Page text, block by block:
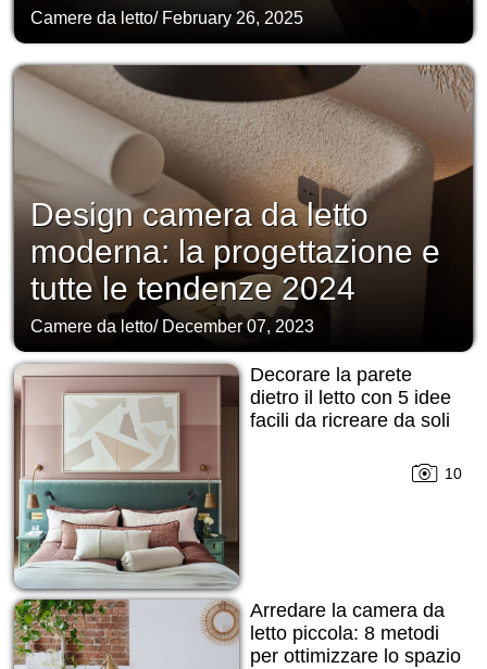
Camere da letto/ February 26, 2025
Design camera da letto
moderna: la progettazione e
tutte le tendenze 2024
Camere da letto/ December 07, 2023
Decorare la parete
dietro il letto con 5 idee
facili da ricreare da soli
10
Arredare la camera da
letto piccola: 8 metodi
per ottimizzare lo spazio